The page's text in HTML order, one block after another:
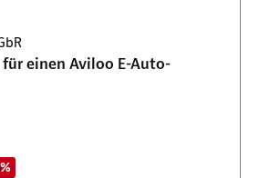
einen Aviloo E-Auto-